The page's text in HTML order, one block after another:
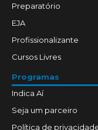
Preparatório
EJA
Profissionalizante
Cursos Livres
Programas
Indica Aí
Seja um parceiro
Política de